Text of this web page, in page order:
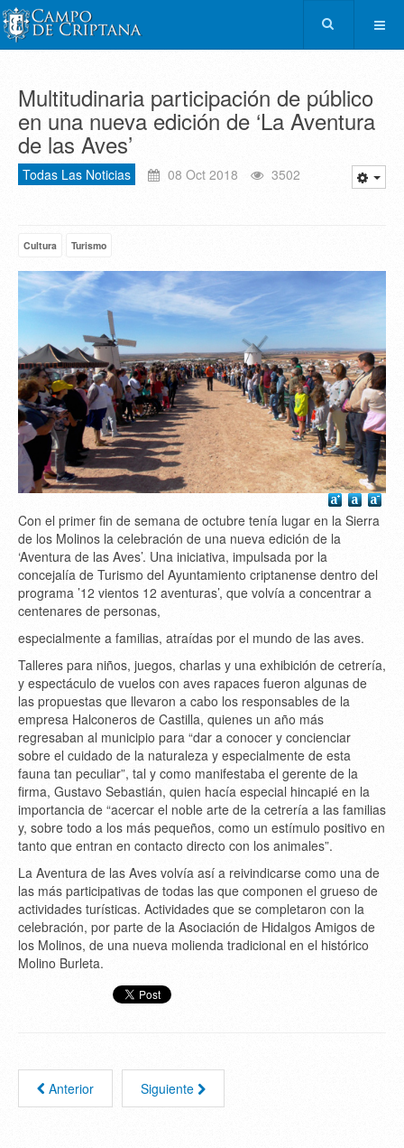
Multitudinaria participación de público
en una nueva edición de ‘La Aventura
de las Aves’
Todas Las Noticias 08 Oct 2018 3502
Cultura Turismo
Con el primer fin de semana de octubre tenía lugar en la Sierra
de los Molinos la celebración de una nueva edición de la
‘Aventura de las Aves’. Una iniciativa, impulsada por la
concejalía de Turismo del Ayuntamiento criptanense dentro del
programa ’12 vientos 12 aventuras’, que volvía a concentrar a
centenares de personas,
especialmente a familias, atraídas por el mundo de las aves.
Talleres para niños, juegos, charlas y una exhibición de cetrería,
y espectáculo de vuelos con aves rapaces fueron algunas de
las propuestas que llevaron a cabo los responsables de la
empresa Halconeros de Castilla, quienes un año más
regresaban al municipio para “dar a conocer y concienciar
sobre el cuidado de la naturaleza y especialmente de esta
fauna tan peculiar”, tal y como manifestaba el gerente de la
firma, Gustavo Sebastián, quien hacía especial hincapié en la
importancia de “acercar el noble arte de la cetrería a las familias
y, sobre todo a los más pequeños, como un estímulo positivo en
tanto que entran en contacto directo con los animales”.
La Aventura de las Aves volvía así a reivindicarse como una de
las más participativas de todas las que componen el grueso de
actividades turísticas. Actividades que se completaron con la
celebración, por parte de la Asociación de Hidalgos Amigos de
los Molinos, de una nueva molienda tradicional en el histórico
Molino Burleta.
Anterior Siguiente